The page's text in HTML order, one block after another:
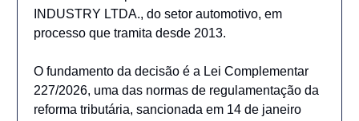
INDUSTRY LTDA., do setor automotivo, em
processo que tramita desde 2013.
O fundamento da decisão é a Lei Complementar
227/2026, uma das normas de regulamentação da
reforma tributária, sancionada em 14 de janeiro